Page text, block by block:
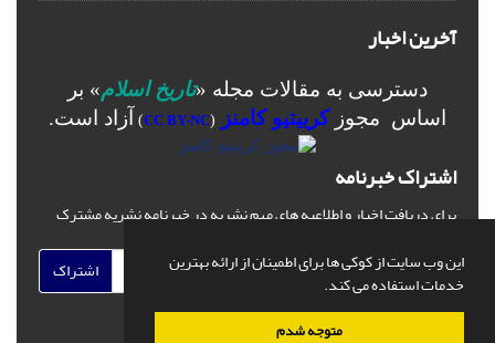
این وب سایت از کوکی ها برای اطمینان از ارائه بهترین
خدمات استفاده می کند.
متوجه شدم
آخرین اخبار
دسترسی به مقالات مجله «تاریخ اسلام» بر
اساس مجوزکرییتیو کامنز (
CC BY-NC
) آزاد است.
اشتراک خبرنامه
برای دریافت اخبار و اطلاعیه های مهم نشریه در خبرنامه نشریه مشترک
اشتراک